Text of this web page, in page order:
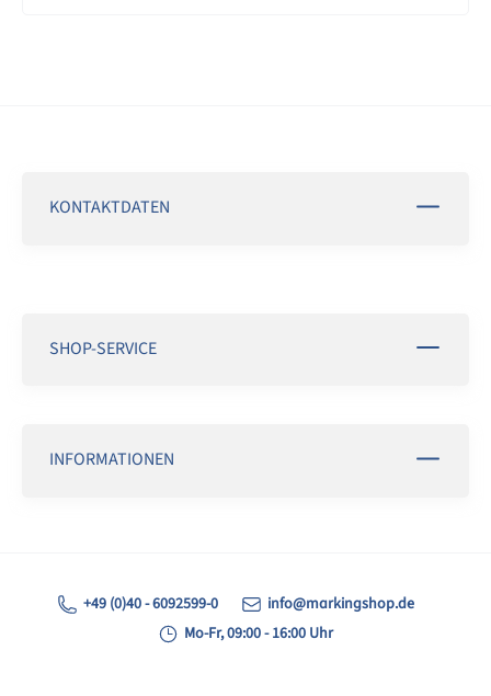
KONTAKTDATEN
SHOP-SERVICE
INFORMATIONEN
+49 (0)40 - 6092599-0
info@markingshop.de
Mo-Fr, 09:00 - 16:00 Uhr